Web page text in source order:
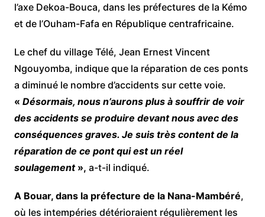
l’axe Dekoa-Bouca, dans les préfectures de la Kémo
et de l’Ouham-Fafa en République centrafricaine.
Le chef du village Télé, Jean Ernest Vincent
Ngouyomba, indique que la réparation de ces ponts
a diminué le nombre d’accidents sur cette voie.
« Désormais, nous n’aurons plus à souffrir de voir
des accidents se produire devant nous avec des
conséquences graves. Je suis très content de la
réparation de ce pont qui est un réel
soulagement», a-t-il indiqué.
A Bouar, dans la préfecture de la Nana-Mambéré,
où les intempéries détérioraient régulièrement les